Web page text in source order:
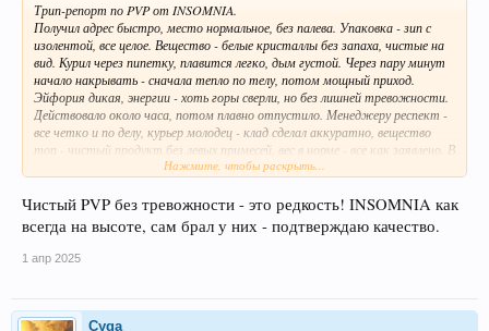
Трип-репорт по PVP от INSOMNIA.
Получил адрес быстро, место нормальное, без палева. Упаковка - зип с
изолентой, все целое. Вещество - белые кристаллы без запаха, чистые на
вид. Курил через пипетку, плавится легко, дым густой. Через пару минут
начало накрывать - сначала тепло по телу, потом мощный приход.
Эйфория дикая, энергии - хоть горы сверли, но без лишней тревожности.
Действовало около часа, потом плавно отпустило. Менеджеру респект -
все четко и по делу, курьер молодец - клад сделал аккуратно, вещество
топ - чистый продукт без левых примесей, вес в норме - все как заявлено. В
общем, INSOMNIA держит марку, PVP качественный, рекомендую тем
отдельный плюс за оперативность и профессионализм.
Нажмите, чтобы раскрыть...
Чистый PVP без тревожности - это редкость! INSOMNIA как
всегда на высоте, сам брал у них - подтверждаю качество.
1 апр 2025
Cyga